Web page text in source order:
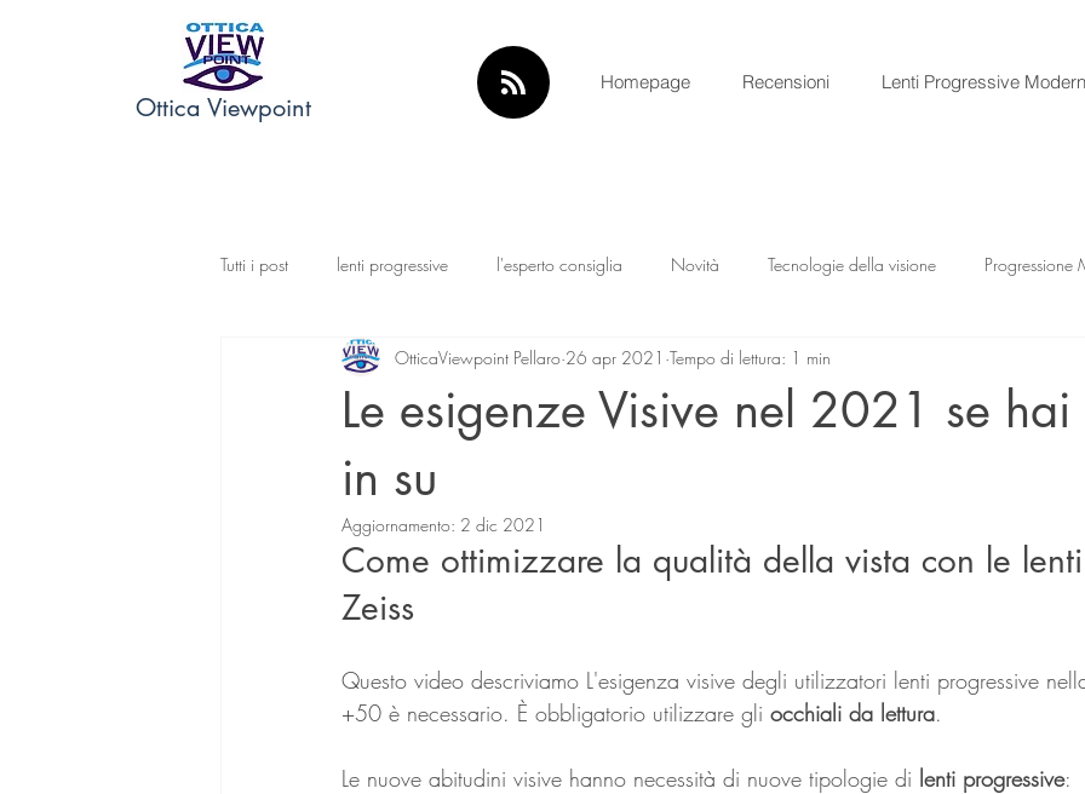
Ottica Viewpoint
Homepage Recensioni Lenti Progressive
Tutti i post lenti progressive l'esperto consiglia Novità Tecnologie della visione Progressione
lenti a contatto
Le esigenze Visive nel 2021 se
in su
OtticaViewpoint Pellaro 26 apr 2021 Tempo di lettura: 1 min
Aggiornamento: 2 dic 2021
Come ottimizzare la qualità della vista con le
Zeiss
Questo video descriviamo L'esigenza visive degli utilizzatori lenti progressive
+50 è necessario. È obbligatorio utilizzare gli occhiali da lettura.
Le nuove abitudini visive hanno necessità di nuove tipologie di lenti progressive: